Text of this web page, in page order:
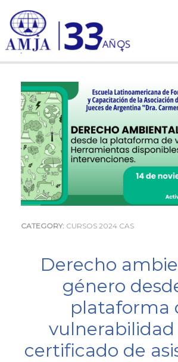
contenido
CATEGORY: CURSOS 2024 CAS
Derecho ambiental y
género
plataforma
vulnerabilidad
certificado de